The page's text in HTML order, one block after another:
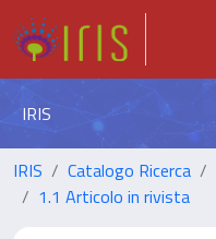
IRIS
IRIS Catalogo Ricerca
1.1 Articolo in rivista